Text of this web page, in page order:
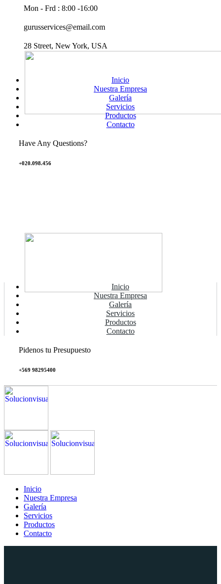
Mon - Frd : 8:00 -16:00
gurusservices@email.com
28 Street, New York, USA
Inicio
Nuestra Empresa
Galería
Servicios
Productos
Contacto
+020.098.456
Have Any Questions?
Inicio
Nuestra Empresa
Galería
Servicios
Productos
Contacto
+569 98295400
Pidenos tu Presupuesto
Inicio
Nuestra Empresa
Galería
Servicios
Productos
Contacto